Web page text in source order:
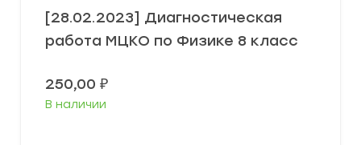
[28.02.2023] Диагностическая
работа МЦКО по Физике 8 класс
250,00 ₽
В наличии